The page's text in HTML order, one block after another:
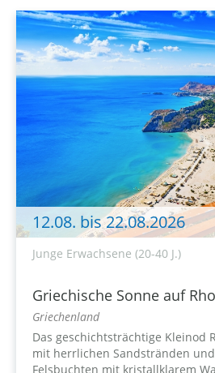
12.08. bis 22.08.2026
Junge Erwachsene (20-40 J.)
Griechische Sonne auf
Griechenland
Das geschichtsträchtige Kleinod
mit herrlichen Sandstränden
Felsbuchten mit kristallklarem